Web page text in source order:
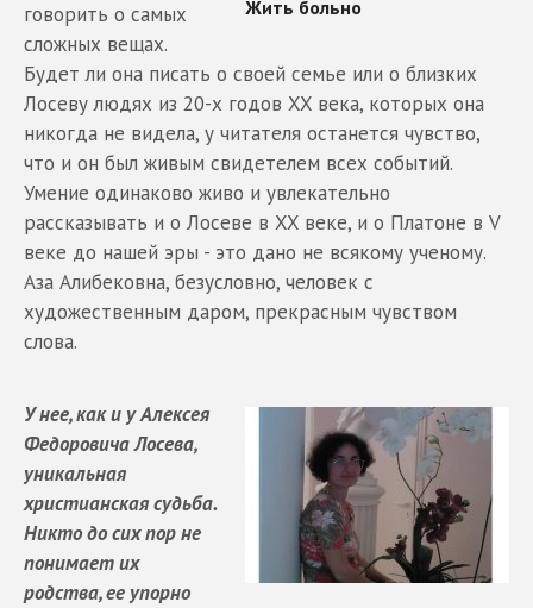
говорить о самых
сложных вещах.
Будет ли она писать о своей семье или о близких
Лосеву людях из 20-х годов XX века, которых она
никогда не видела, у читателя останется чувство,
что и он был живым свидетелем всех событий.
Умение одинаково живо и увлекательно
рассказывать и о Лосеве в XX веке, и о Платоне в V
веке до нашей эры - это дано не всякому ученому.
Аза Алибековна, безусловно, человек с
художественным даром, прекрасным чувством
слова.
У нее, как и у Алексея
Федоровича Лосева,
уникальная
христианская судьба.
Никто до сих пор не
понимает их
родства, ее упорно